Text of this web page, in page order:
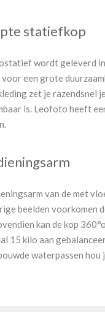
statiefkop
wordt geleverd
een grote
zet je razendsnel
is. Leofoto heeft
van de met
beelden voorkomen
kan de kop
15 kilo aan
waterpassen